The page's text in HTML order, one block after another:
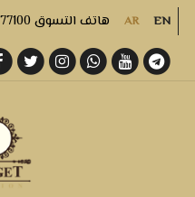
AR EN هاتف التسوق 00905550777100